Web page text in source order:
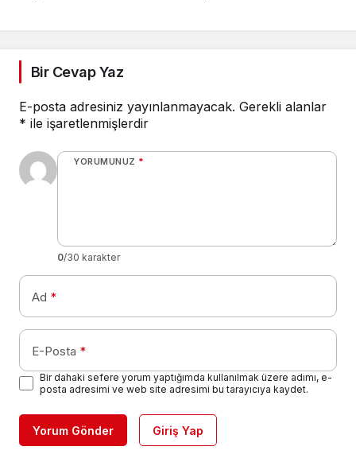
Bir Cevap Yaz
E-posta adresiniz yayınlanmayacak. Gerekli alanlar
* ile işaretlenmişlerdir
YORUMUNUZ *
0/30 karakter
Ad *
E-Posta *
Bir dahaki sefere yorum yaptığımda kullanılmak üzere adımı, e-
posta adresimi ve web site adresimi bu tarayıcıya kaydet.
Yorum Gönder Giriş Yap